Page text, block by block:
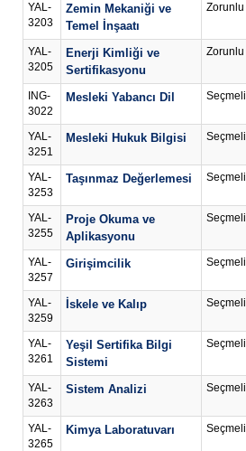
YAL-
3203
Zemin Mekaniği ve
Temel İnşaatı
Zorunlu
YAL-
3205
Enerji Kimliği ve
Sertifikasyonu
Zorunlu
ING-
3022
Mesleki Yabancı Dil Seçmeli
YAL-
3251
Mesleki Hukuk Bilgisi Seçmeli
YAL-
3253
Taşınmaz Değerlemesi Seçmeli
YAL-
3255
Proje Okuma ve
Aplikasyonu
Seçmeli
YAL-
3257
Girişimcilik Seçmeli
YAL-
3259
İskele ve Kalıp Seçmeli
YAL-
3261
Yeşil Sertifika Bilgi
Sistemi
Seçmeli
YAL-
3263
Sistem Analizi Seçmeli
YAL-
3265
Kimya Laboratuvarı Seçmeli